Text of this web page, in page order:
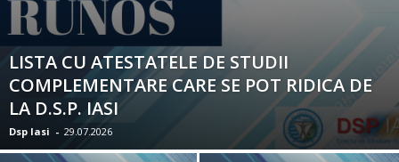
LISTA CU ATESTATELE DE STUDII
COMPLEMENTARE CARE SE POT RIDICA DE
LA D.S.P. IASI
Dsp Iasi - 29.07.2026